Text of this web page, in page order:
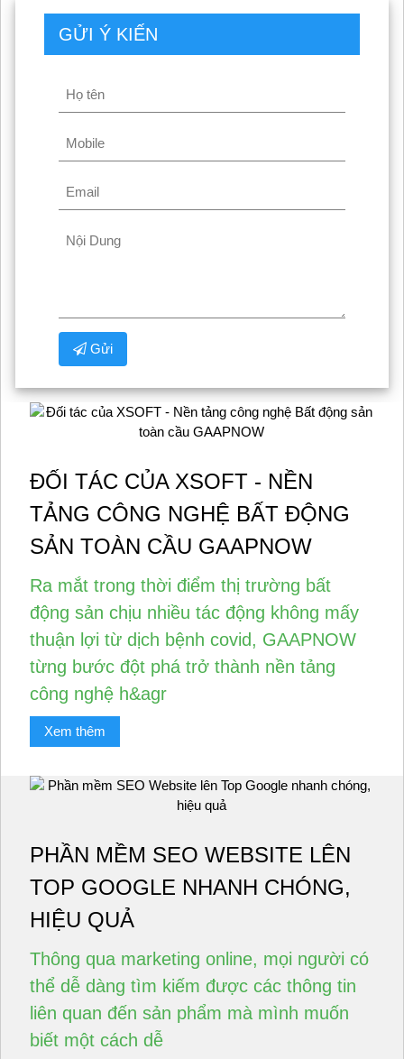
GỬI Ý KIẾN
Gửi
ĐỐI TÁC CỦA XSOFT - NỀN
TẢNG CÔNG NGHỆ BẤT ĐỘNG
SẢN TOÀN CẦU GAAPNOW
Ra mắt trong thời điểm thị trường bất
động sản chịu nhiều tác động không mấy
thuận lợi từ dịch bệnh covid, GAAPNOW
từng bước đột phá trở thành nền tảng
công nghệ h&agr
Xem thêm
PHẦN MỀM SEO WEBSITE LÊN
TOP GOOGLE NHANH CHÓNG,
HIỆU QUẢ
Thông qua marketing online, mọi người có
thể dễ dàng tìm kiếm được các thông tin
liên quan đến sản phẩm mà mình muốn
biết một cách dễ